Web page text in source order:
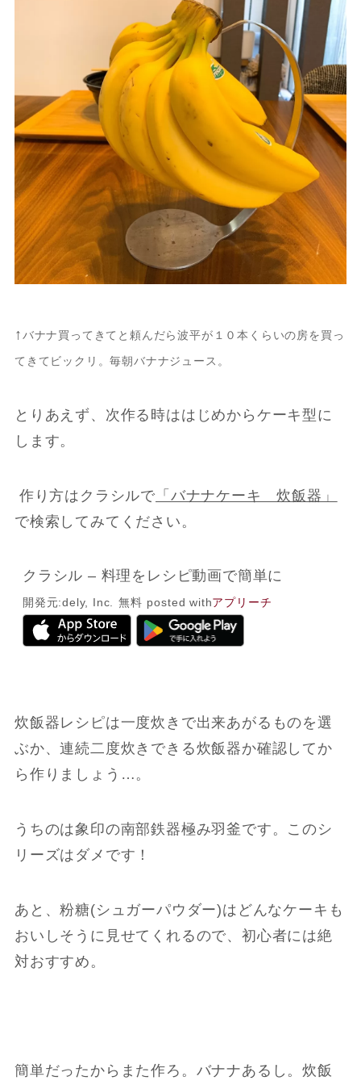
↑バナナ買ってきてと頼んだら波平が１０本くらいの房を買っ
てきてビックリ。毎朝バナナジュース。
とりあえず、次作る時ははじめからケーキ型に
します。
作り方はクラシルで 「バナナケーキ 炊飯器」
で検索してみてください。
クラシル – 料理をレシピ動画で簡単に
開発元:dely, Inc. 無料 posted withアプリーチ
炊飯器レシピは一度炊きで出来あがるものを選
ぶか、連続二度炊きできる炊飯器か確認してか
ら作りましょう…。
うちのは象印の南部鉄器極み羽釜です。このシ
リーズはダメです！
あと、粉糖(シュガーパウダー)はどんなケーキも
おいしそうに見せてくれるので、初心者には絶
対おすすめ。
簡単だったからまた作ろ。バナナあるし。炊飯